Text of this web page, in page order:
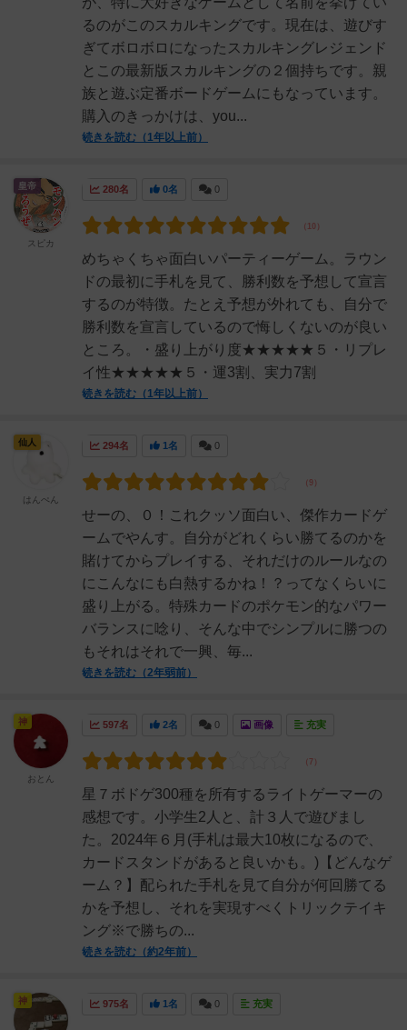
るのがこのスカルキングです。現在は、遊びす
ぎてボロボロになったスカルキングレジェンド
とこの最新版スカルキングの２個持ちです。親
族と遊ぶ定番ボードゲームにもなっています。
購入のきっかけは、you...
続きを読む（1年以上前）
280名 0名 0
めちゃくちゃ面白いパーティーゲーム。ラウン
ドの最初に手札を見て、勝利数を予想して宣言
するのが特徴。たとえ予想が外れても、自分で
勝利数を宣言しているので悔しくないのが良い
ところ。・盛り上がり度★★★★★５・リプレ
イ性★★★★★５・運3割、実力7割
続きを読む（1年以上前）
皇帝
スピカ
294名 1名 0
せーの、０！これクッソ面白い、傑作カードゲ
ームでやんす。自分がどれくらい勝てるのかを
賭けてからプレイする、それだけのルールなの
にこんなにも白熱するかね！？ってなくらいに
盛り上がる。特殊カードのポケモン的なパワー
バランスに唸り、そんな中でシンプルに勝つの
もそれはそれで一興、毎...
続きを読む（2年弱前）
仙人
はんぺん
597名 2名 0 画像 充実
星７ボドゲ300種を所有するライトゲーマーの
感想です。小学生2人と、計３人で遊びまし
た。2024年６月(手札は最大10枚になるので、
カードスタンドがあると良いかも。)【どんなゲ
ーム？】配られた手札を見て自分が何回勝てる
かを予想し、それを実現すべくトリックテイキ
ング※で勝ちの...
続きを読む（約2年前）
神
おとん
975名 1名 0 充実
神